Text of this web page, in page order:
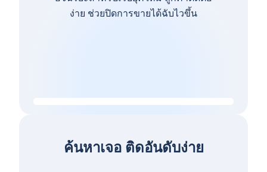
ง่าย ช่วยปิดการขายได้ฉับไวขึ้น
ค้นหาเจอ ติดอันดับง่าย